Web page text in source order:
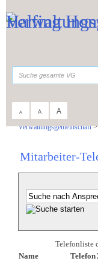
A A A
Verwaltungsgemeinschaft
Mitarbeiter-
Telefonliste
Name
Telefon